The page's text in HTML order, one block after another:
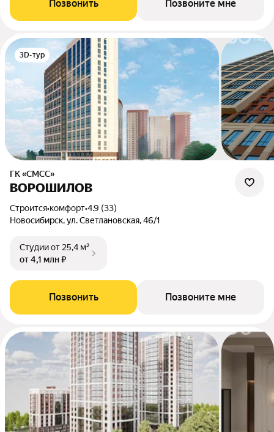
Позвонить Позвоните мне
3D-тур
ГК «СМСС»
ВОРОШИЛОВ
Строится•комфорт•4.9 (33)
Новосибирск, ул. Светлановская, 46/1
Студииот 25,4 м²
от 4,1 млн ₽
Позвонить Позвоните мне